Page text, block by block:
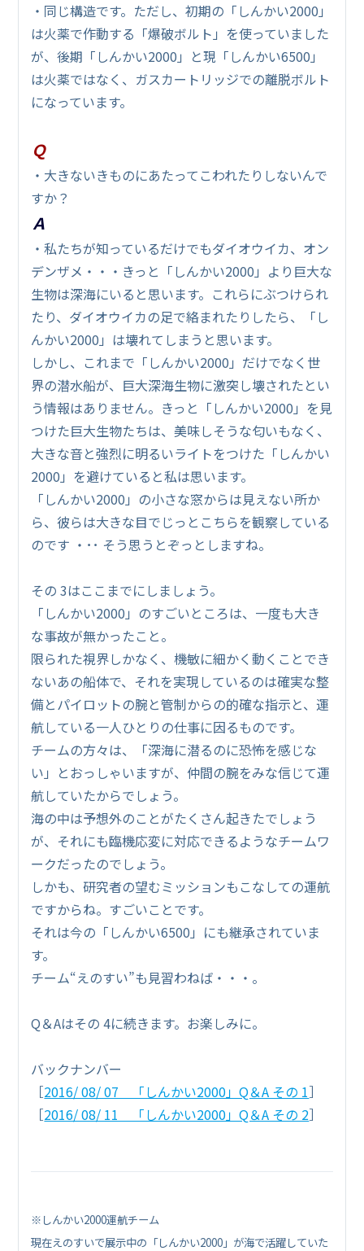
・同じ構造です。ただし、初期の「しんかい2000」
は火薬で作動する「爆破ボルト」を使っていました
が、後期「しんかい2000」と現「しんかい6500」
は火薬ではなく、ガスカートリッジでの離脱ボルト
になっています。
Ｑ
・大きないきものにあたってこわれたりしないんで
すか？
Ａ
・私たちが知っているだけでもダイオウイカ、オン
デンザメ・・・きっと「しんかい2000」より巨大な
生物は深海にいると思います。これらにぶつけられ
たり、ダイオウイカの足で絡まれたりしたら、「し
んかい2000」は壊れてしまうと思います。
しかし、これまで「しんかい2000」だけでなく世
界の潜水船が、巨大深海生物に激突し壊されたとい
う情報はありません。きっと「しんかい2000」を見
つけた巨大生物たちは、美味しそうな匂いもなく、
大きな音と強烈に明るいライトをつけた「しんかい
2000」を避けていると私は思います。
「しんかい2000」の小さな窓からは見えない所か
ら、彼らは大きな目でじっとこちらを観察している
のです ・･･ そう思うとぞっとしますね。
その 3はここまでにしましょう。
「しんかい2000」のすごいところは、一度も大き
な事故が無かったこと。
限られた視界しかなく、機敏に細かく動くことでき
ないあの船体で、それを実現しているのは確実な整
備とパイロットの腕と管制からの的確な指示と、運
航している一人ひとりの仕事に因るものです。
チームの方々は、「深海に潜るのに恐怖を感じな
い」とおっしゃいますが、仲間の腕をみな信じて運
航していたからでしょう。
海の中は予想外のことがたくさん起きたでしょう
が、それにも臨機応変に対応できるようなチームワ
ークだったのでしょう。
しかも、研究者の望むミッションもこなしての運航
ですからね。すごいことです。
それは今の「しんかい6500」にも継承されていま
す。
チーム“えのすい”も見習わねば・・・。
Q＆Aはその 4に続きます。お楽しみに。
バックナンバー
［2016/ 08/ 07 「しんかい2000」Q＆A その 1］
［2016/ 08/ 11 「しんかい2000」Q＆A その 2］
※しんかい2000運航チーム
現在えのすいで展示中の「しんかい2000」が海で活躍していた